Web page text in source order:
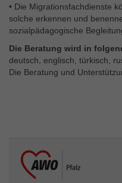
• Die Migrationsfachdienste
solche erkennen und
sozialpädagogische
Die Beratung wird in
deutsch, englisch, türkisch,
Die Beratung und